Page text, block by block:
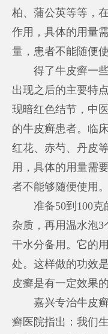
柏、蒲公英等等，
作用，具体的用量
量，患者不能随便使
得了牛皮癣一些
出现之后的主要特
现暗红色结节，中
的牛皮癣患者。临
红花、赤芍、丹皮
用，具体的用量需
者不能够随便使用。
准备50到100克
杂质，再用温水泡
干水分备用。它的
处。这样做的功效
皮癣是有一定效果的
嘉兴专治牛皮癣
癣医院指出：我们